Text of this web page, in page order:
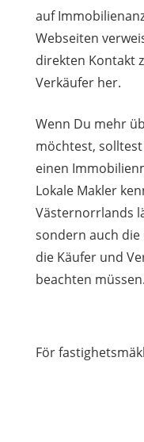
auf
Webseiten
direkten Kontakt
Verkäufer her.
Wenn Du mehr
möchtest,
einen
Lokale Makler
Västernorrlands
sondern auch die
die Käufer und
beachten müssen.
För